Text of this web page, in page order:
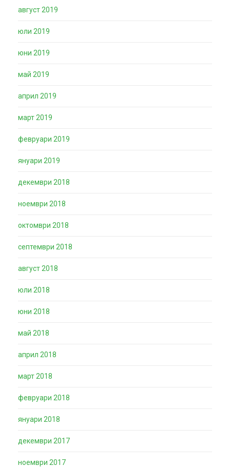
август 2019
юли 2019
юни 2019
май 2019
април 2019
март 2019
февруари 2019
януари 2019
декември 2018
ноември 2018
октомври 2018
септември 2018
август 2018
юли 2018
юни 2018
май 2018
април 2018
март 2018
февруари 2018
януари 2018
декември 2017
ноември 2017